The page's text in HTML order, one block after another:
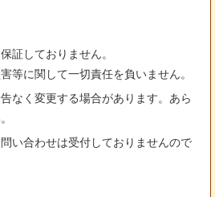
証しておりません。
等に関して一切責任を負いません。
なく変更する場合があります。あら
い合わせは受付しておりませんので